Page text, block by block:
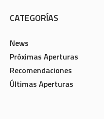
CATEGORÍAS
News
Próximas Aperturas
Recomendaciones
Últimas Aperturas